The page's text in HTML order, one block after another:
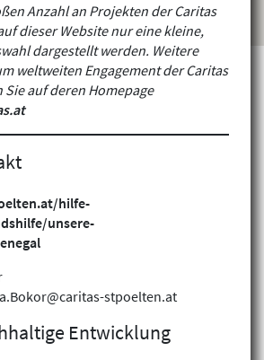
finden
Anzahl an Projekten der Caritas
dieser Website nur eine kleine,
dargestellt werden. Weitere
weltweiten Engagement der Caritas
auf deren Homepage
hilfe-
unsere-
stpoelten.at
Entwicklung